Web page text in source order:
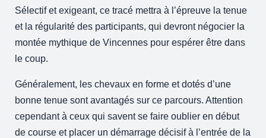
Sélectif et exigeant, ce tracé mettra à l’épreuve la tenue
et la régularité des participants, qui devront négocier la
montée mythique de Vincennes pour espérer être dans
le coup.
Généralement, les chevaux en forme et dotés d’une
bonne tenue sont avantagés sur ce parcours. Attention
cependant à ceux qui savent se faire oublier en début
de course et placer un démarrage décisif à l’entrée de la